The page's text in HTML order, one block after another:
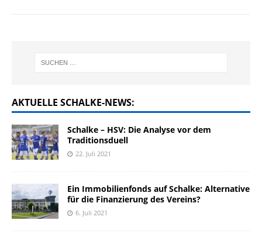
AKTUELLE SCHALKE-NEWS:
Schalke – HSV: Die Analyse vor dem
Traditionsduell
22. Juli 2021
Ein Immobilienfonds auf Schalke: Alternative
für die Finanzierung des Vereins?
6. Juli 2021